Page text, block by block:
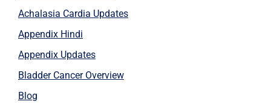
Achalasia Cardia Updates
Appendix Hindi
Appendix Updates
Bladder Cancer Overview
Blog